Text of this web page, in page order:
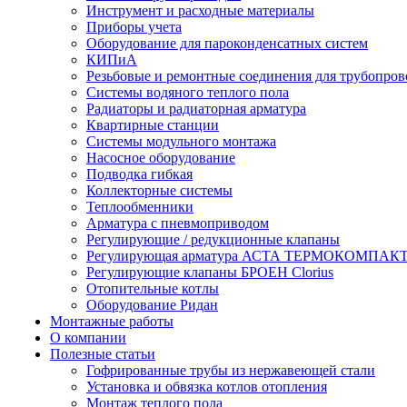
Инструмент и расходные материалы
Приборы учета
Оборудование для пароконденсатных систем
КИПиА
Резьбовые и ремонтные соединения для
Системы водяного теплого пола
Радиаторы и радиаторная арматура
Квартирные станции
Системы модульного монтажа
Насосное оборудование
Подводка гибкая
Коллекторные системы
Теплообменники
Арматура с пневмоприводом
Регулирующие / редукционные клапаны
Регулирующая арматура АСТА
Регулирующие клапаны БРОЕН Clorius
Отопительные котлы
Оборудование Ридан
Монтажные работы
О компании
Полезные статьи
Гофрированные трубы из нержавеющей стали
Установка и обвязка котлов отопления
Монтаж теплого пола